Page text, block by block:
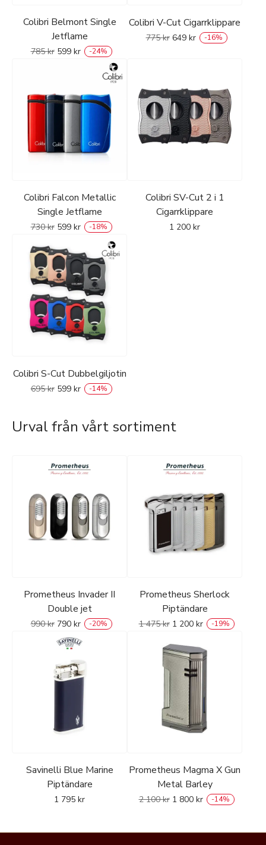
Colibri Belmont Single
Jetflame
785kr 599 kr -24%
Colibri V-Cut Cigarrklippare
775kr 649 kr -16%
Colibri Falcon Metallic
Single Jetflame
730kr 599 kr -18%
Colibri SV-Cut 2 i 1
Cigarrklippare
1 200 kr
Colibri S-Cut Dubbelgiljotin
695kr 599 kr -14%
Urval från vårt sortiment
Prometheus Invader II
Double jet
990kr 790 kr -20%
Prometheus Sherlock
Piptändare
1 475kr 1 200 kr -19%
Savinelli Blue Marine
Piptändare
1 795 kr
Prometheus Magma X Gun
Metal Barley
2 100kr 1 800 kr -14%